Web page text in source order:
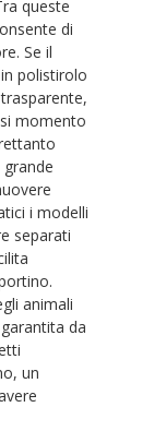
queste
di
Se il
polistirolo
momento
i modelli
separati
animali
da
un